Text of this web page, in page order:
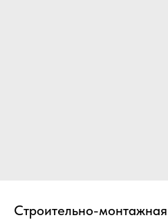
Строительно-